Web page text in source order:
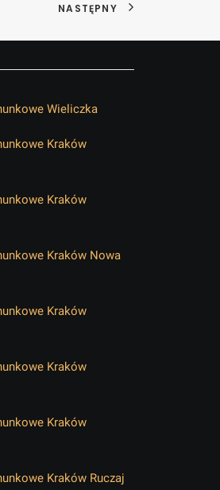
NASTĘPNY
Wieliczka
Kraków
Kraków
Kraków Nowa
Kraków
Kraków
Kraków
Kraków Ruczaj